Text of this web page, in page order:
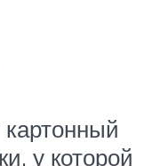
у которой